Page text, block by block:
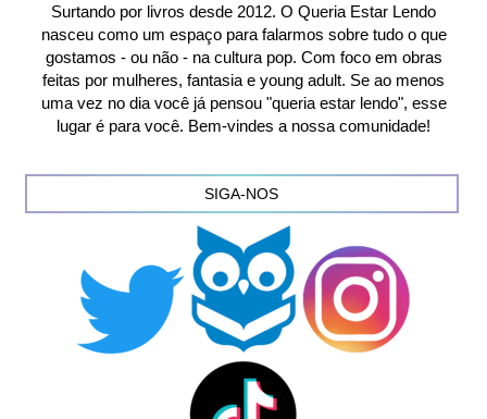
Surtando por livros desde 2012. O Queria Estar Lendo
nasceu como um espaço para falarmos sobre tudo o que
gostamos - ou não - na cultura pop. Com foco em obras
feitas por mulheres, fantasia e young adult. Se ao menos
uma vez no dia você já pensou "queria estar lendo", esse
lugar é para você. Bem-vindes a nossa comunidade!
SIGA-NOS